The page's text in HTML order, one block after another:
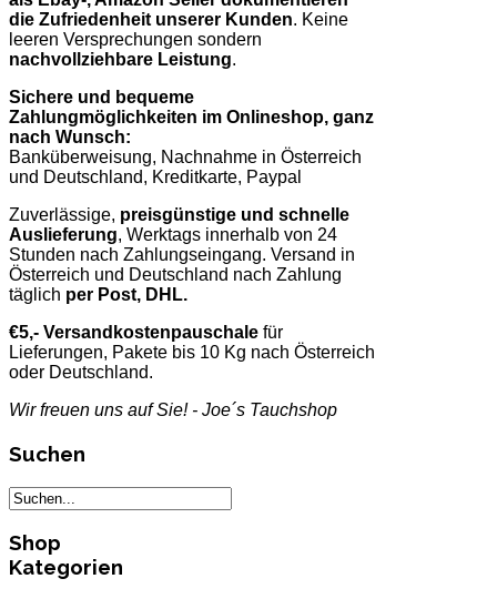
die Zufriedenheit unserer Kunden. Keine
leeren Versprechungen sondern
nachvollziehbare Leistung.
Sichere und bequeme
Zahlungmöglichkeiten im Onlineshop, ganz
nach Wunsch:
Banküberweisung, Nachnahme in Österreich
und Deutschland, Kreditkarte, Paypal
Zuverlässige, preisgünstige und schnelle
Auslieferung, Werktags innerhalb von 24
Stunden nach Zahlungseingang. Versand in
Österreich und Deutschland nach Zahlung
täglich per Post, DHL.
€5,- Versandkostenpauschale für
Lieferungen, Pakete bis 10 Kg nach Österreich
oder Deutschland.
Wir freuen uns auf Sie! - Joe´s Tauchshop
Suchen
Shop
Kategorien